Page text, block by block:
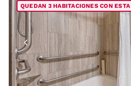
QUEDAN 3 HABITACIONES CON ESTA